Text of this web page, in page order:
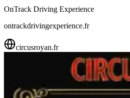
OnTrack Driving Experience
ontrackdrivingexperience.fr
circusroyan.fr